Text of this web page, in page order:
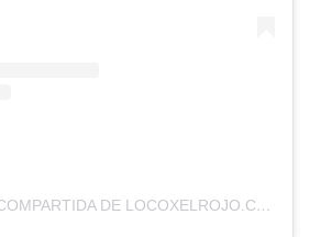
UNA PUBLICACIÓN COMPARTIDA DE LOCOXELROJO.COM (@LOCOXELROJOWEB)